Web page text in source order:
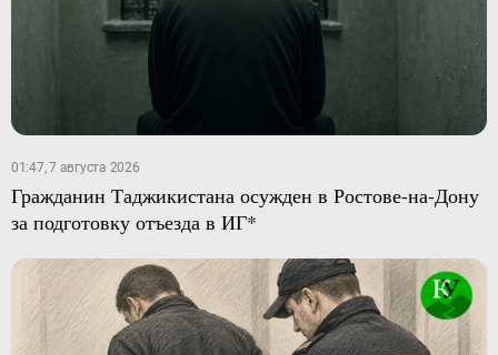
01:47, 7 августа 2026
Гражданин Таджикистана осужден в Ростове-на-Дону
за подготовку отъезда в ИГ*